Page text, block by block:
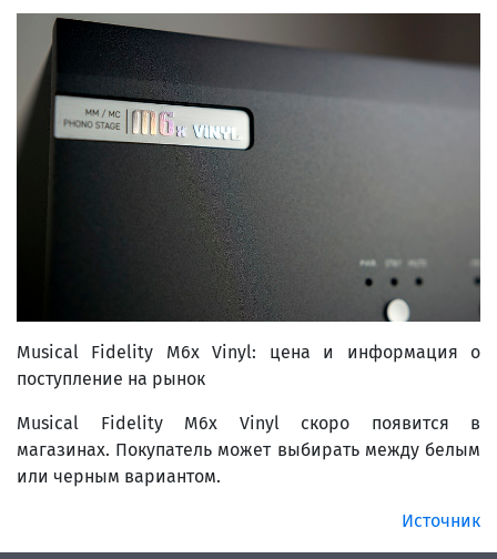
Musical Fidelity M6x Vinyl: цена и информация о
поступление на рынок
Musical Fidelity M6x Vinyl скоро появится в
магазинах. Покупатель может выбирать между белым
или черным вариантом.
Источник